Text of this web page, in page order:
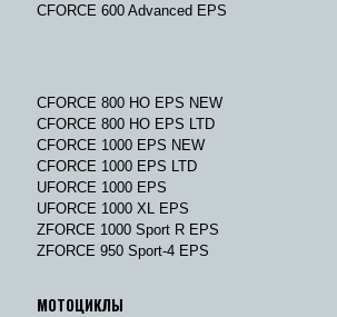
CFORCE 600 Advanced EPS
CFORCE 800 HO EPS NEW
CFORCE 800 HO EPS LTD
CFORCE 1000 EPS NEW
CFORCE 1000 EPS LTD
UFORCE 1000 EPS
UFORCE 1000 XL EPS
ZFORCE 1000 Sport R EPS
ZFORCE 950 Sport-4 EPS
МОТОЦИКЛЫ